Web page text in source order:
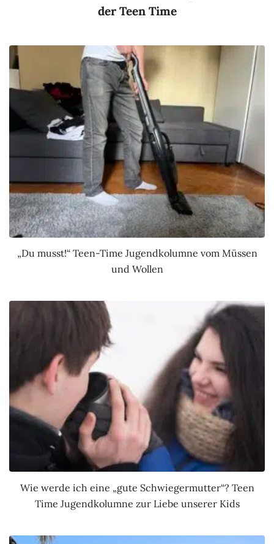
der Teen Time
„Du musst!“ Teen-Time Jugendkolumne vom Müssen
und Wollen
Wie werde ich eine „gute Schwiegermutter“? Teen
Time Jugendkolumne zur Liebe unserer Kids